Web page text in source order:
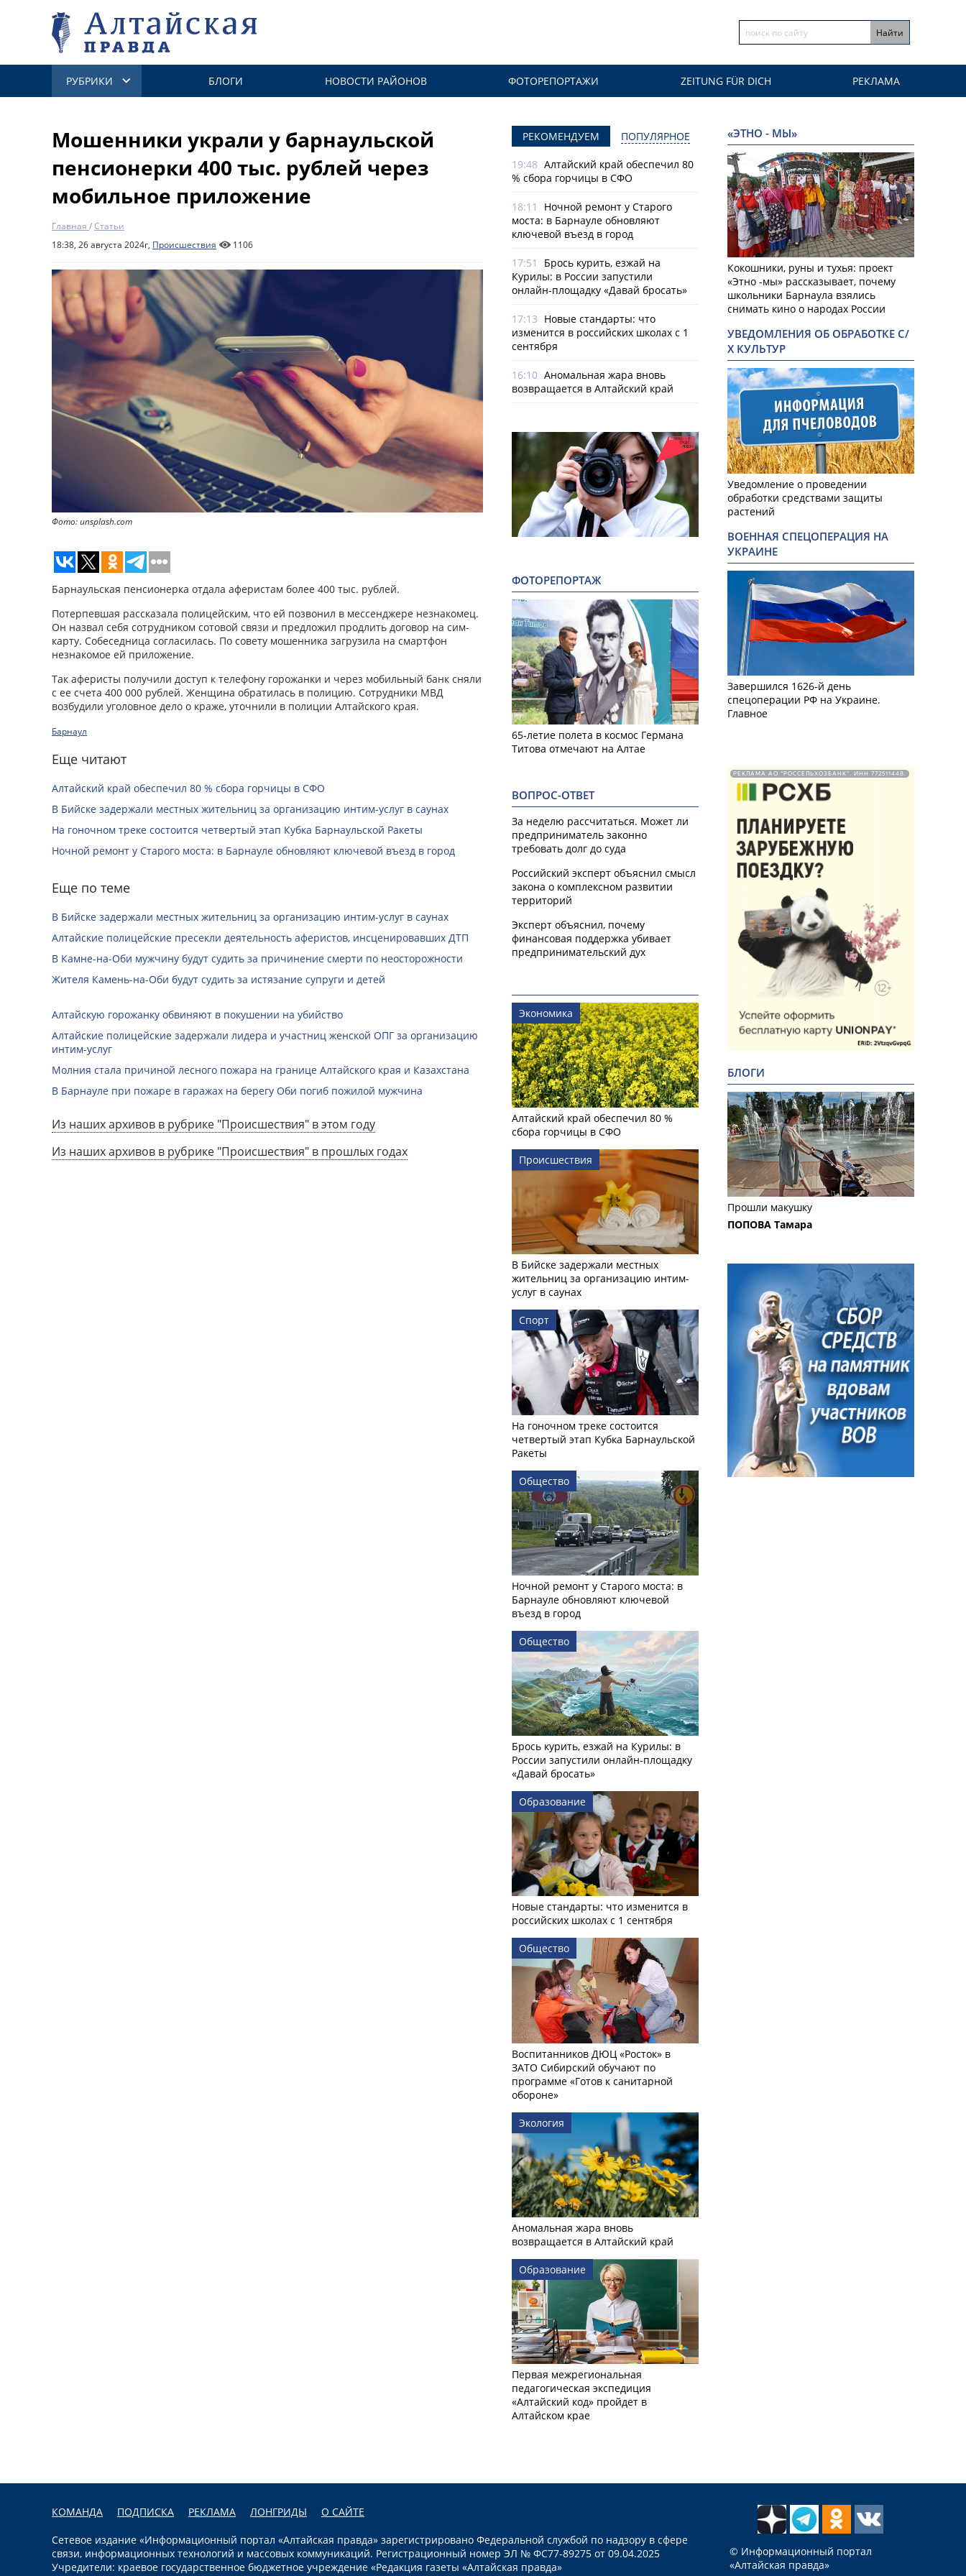
РУБРИКИ БЛОГИ НОВОСТИ РАЙОНОВ ФОТОРЕПОРТАЖИ ZEITUNG FÜR DICH РЕКЛАМА
Мошенники украли у барнаульской
пенсионерки 400 тыс. рублей через
мобильное приложение
Главная /Статьи
18:38, 26 августа 2024г, Происшествия 1106
Фото: unsplash.com
Барнаульская пенсионерка отдала аферистам более 400 тыс. рублей.
Потерпевшая рассказала полицейским, что ей позвонил в мессенджере незнакомец.
Он назвал себя сотрудником сотовой связи и предложил продлить договор на сим-
карту. Собеседница согласилась. По совету мошенника загрузила на смартфон
незнакомое ей приложение.
Так аферисты получили доступ к телефону горожанки и через мобильный банк сняли
с ее счета 400 000 рублей. Женщина обратилась в полицию. Сотрудники МВД
возбудили уголовное дело о краже, уточнили в полиции Алтайского края.
Барнаул
Еще читают
Алтайский край обеспечил 80 % сбора горчицы в СФО
В Бийске задержали местных жительниц за организацию интим-услуг в саунах
На гоночном треке состоится четвертый этап Кубка Барнаульской Ракеты
Ночной ремонт у Старого моста: в Барнауле обновляют ключевой въезд в город
Еще по теме
В Бийске задержали местных жительниц за организацию интим-услуг в саунах
Алтайские полицейские пресекли деятельность аферистов, инсценировавших ДТП
В Камне-на-Оби мужчину будут судить за причинение смерти по неосторожности
Жителя Камень-на-Оби будут судить за истязание супруги и детей
Алтайскую горожанку обвиняют в покушении на убийство
Алтайские полицейские задержали лидера и участниц женской ОПГ за организацию
интим-услуг
Молния стала причиной лесного пожара на границе Алтайского края и Казахстана
В Барнауле при пожаре в гаражах на берегу Оби погиб пожилой мужчина
Из наших архивов в рубрике "Происшествия" в этом году
Из наших архивов в рубрике "Происшествия" в прошлых годах
РЕКОМЕНДУЕМ ПОПУЛЯРНОЕ
19:48 Алтайский край обеспечил 80
% сбора горчицы в СФО
18:11
Ночной ремонт у Старого
моста: в Барнауле обновляют
ключевой въезд в город
17:51
Брось курить, езжай на
Курилы: в России запустили
онлайн-­площадку «Давай бросать»
17:13 Новые стандарты: что
изменится в российских школах с 1
сентября
16:10 Аномальная жара вновь
возвращается в Алтайский край
ФОТОРЕПОРТАЖ
65-летие полета в космос Германа
Титова отмечают на Алтае
ВОПРОС-ОТВЕТ
За неделю рассчитаться. Может ли
предприниматель законно
требовать долг до суда
Российский эксперт объяснил смысл
закона о комплексном развитии
территорий
Эксперт объяснил, почему
финансовая поддержка убивает
предпринимательский дух
Экономика
Алтайский край обеспечил 80 %
сбора горчицы в СФО
Происшествия
В Бийске задержали местных
жительниц за организацию интим-
услуг в саунах
Спорт
На гоночном треке состоится
четвертый этап Кубка Барнаульской
Ракеты
Общество
Ночной ремонт у Старого моста: в
Барнауле обновляют ключевой
въезд в город
Общество
Брось курить, езжай на Курилы: в
России запустили онлайн-­площадку
«Давай бросать»
Образование
Новые стандарты: что изменится в
российских школах с 1 сентября
Общество
Воспитанников ДЮЦ «Росток» в
ЗАТО Сибирский обучают по
программе «Готов к санитарной
обороне»
Экология
Аномальная жара вновь
возвращается в Алтайский край
Образование
Первая межрегиональная
педагогическая экспедиция
«Алтайский код» пройдет в
Алтайском крае
«ЭТНО - МЫ»
Кокошники, руны и тухья: проект
«Этно -мы» рассказывает, почему
школьники Барнаула взялись
снимать кино о народах России
УВЕДОМЛЕНИЯ ОБ ОБРАБОТКЕ С/
Х КУЛЬТУР
Уведомление о проведении
обработки средствами защиты
растений
ВОЕННАЯ СПЕЦОПЕРАЦИЯ НА
УКРАИНЕ
Завершился 1626-й день
спецоперации РФ на Украине.
Главное
РЕКЛАМА АО "РОССЕЛЬХОЗБАНК". ИНН 772511448.
БЛОГИ
Прошли макушку
ПОПОВА Тамара
КОМАНДА ПОДПИСКА РЕКЛАМА ЛОНГРИДЫ О САЙТЕ
Сетевое издание «Информационный портал «Алтайская правда» зарегистрировано Федеральной службой по надзору в сфере
связи, информационных технологий и массовых коммуникаций. Регистрационный номер ЭЛ № ФС77-89275 от 09.04.2025
Учредители: краевое государственное бюджетное учреждение «Редакция газеты «Алтайская правда»
© Информационный портал
«Алтайская правда»